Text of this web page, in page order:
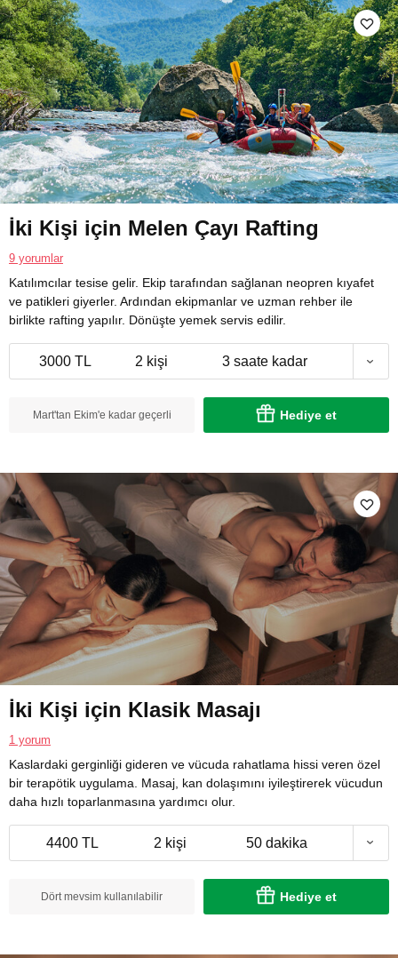
İki Kişi için Melen Çayı Rafting
9 yorumlar
Katılımcılar tesise gelir. Ekip tarafından sağlanan neopren kıyafet
ve patikleri giyerler. Ardından ekipmanlar ve uzman rehber ile
birlikte rafting yapılır. Dönüşte yemek servis edilir.
3000 TL 2 kişi 3 saate kadar
Mart'tan Ekim'e kadar geçerli Hediye et
İki Kişi için Klasik Masajı
1 yorum
Kaslardaki gerginliği gideren ve vücuda rahatlama hissi veren özel
bir terapötik uygulama. Masaj, kan dolaşımını iyileştirerek vücudun
daha hızlı toparlanmasına yardımcı olur.
4400 TL 2 kişi 50 dakika
Dört mevsim kullanılabilir Hediye et